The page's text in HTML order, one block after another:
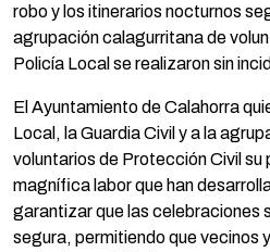
robo y los itinerarios nocturnos
agrupación calagurritana de
Policía Local se realizaron sin
El Ayuntamiento de Calahorra
Local, la Guardia Civil y a la
voluntarios de Protección Civil su
magnífica labor que han
garantizar que las celebraciones
segura, permitiendo que vecinos